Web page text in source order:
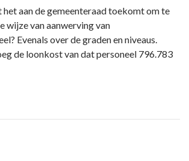
het aan de gemeenteraad toekomt om te
wijze van aanwerving van
Evenals over de graden en niveaus.
de loonkost van dat personeel 796.783